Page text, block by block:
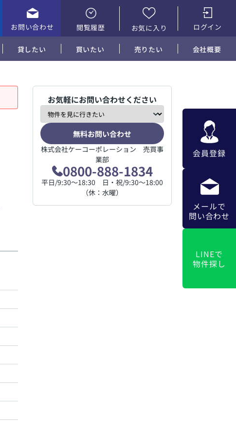
お問い合わせ 閲覧履歴 お気に入り ログイン
貸したい 買いたい 売りたい 会社概要
会員登録
メールで
問い合わせ
LINEで
物件探し
お気軽にお問い合わせください
無料お問い合わせ
株式会社ケーコーポレーション 売買事
業部
0800-888-1834
平日/9:30～18:30 日・祝/9:30～18:00
（休：水曜）